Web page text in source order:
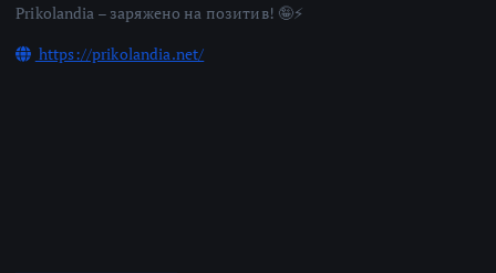
Prikolandia – заряжено на позитив! 🤪⚡
https://prikolandia.net/